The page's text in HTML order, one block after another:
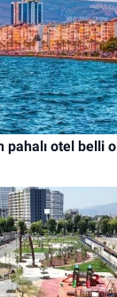
pahalı otel belli